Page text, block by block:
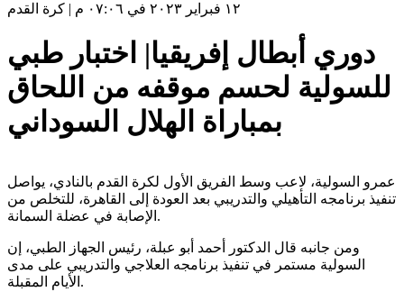
١٢ فبراير ٢٠٢٣ في ٠٧:٠٦ م | كرة القدم
دوري أبطال إفريقيا| اختبار طبي
للسولية لحسم موقفه من اللحاق
بمباراة الهلال السوداني
عمرو السولية، لاعب وسط الفريق الأول لكرة القدم بالنادي، يواصل
تنفيذ برنامجه التأهيلي والتدريبي بعد العودة إلى القاهرة، للتخلص من
الإصابة في عضلة السمانة.
ومن جانبه قال الدكتور أحمد أبو عبلة، رئيس الجهاز الطبي، إن
السولية مستمر في تنفيذ برنامجه العلاجي والتدريبي على مدى
الأيام المقبلة.